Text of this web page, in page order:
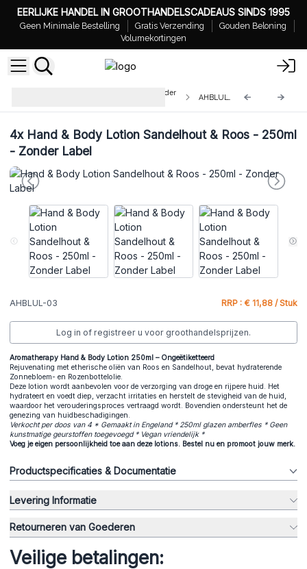
EERLIJKE HANDEL IN GROOTHANDELSCADEAUS SINDS 1995
Geen Minimale Bestelling Gratis Verzending
Gouden Beloning
Volumekortingen
Hand & Body Lotion -250ml - Zonder
4xHand & Body Lotion Sandelhout & Roos - 250ml
- Zonder Label
AHBLUL-03 RRP : € 11,88 / Stuk
Log in of registreer u voor groothandelsprijzen.
Aromatherapy Hand & Body Lotion 250ml – Ongeëtiketteerd
Rejuvenating met etherische oliën van Roos en Sandelhout, bevat hydraterende
Zonnebloem- en Rozenbottelolie.
Deze lotion wordt aanbevolen voor de verzorging van droge en rijpere huid. Het
hydrateert en voedt diep, verzacht irritaties en herstelt de stevigheid van de huid,
waardoor het verouderingsproces vertraagd wordt. Bovendien ondersteunt het de
genezing van huidbeschadigingen.
Verkocht per doos van 4 * Gemaakt in Engeland * 250ml glazen amberfles * Geen
kunstmatige geurstoffen toegevoegd * Vegan vriendelijk *
Voeg je eigen persoonlijkheid toe aan deze lotions. Bestel nu en promoot jouw merk.
Productspecificaties & Documentatie
Levering Informatie
Retourneren van Goederen
Veilige betalingen: